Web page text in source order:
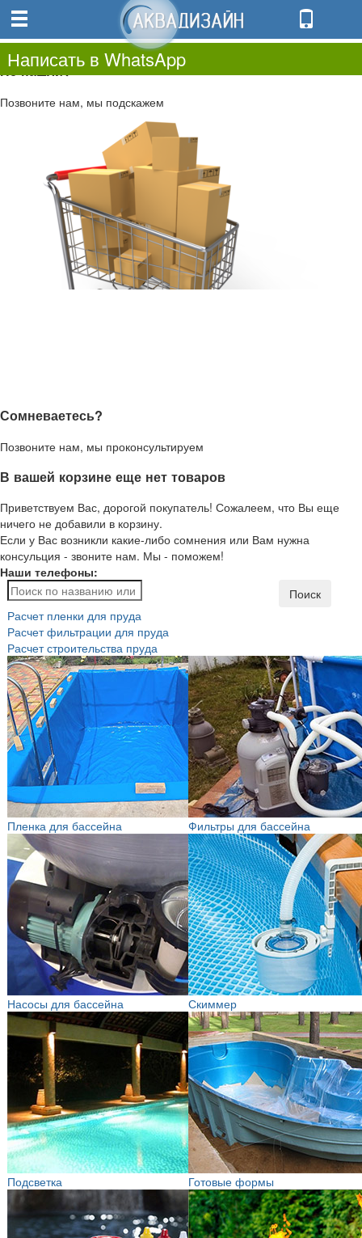
0.00
0
Не нашли?
Позвоните нам, мы подскажем
Сомневаетесь?
Позвоните нам, мы проконсультируем
В вашей корзине еще нет товаров
Приветствуем Вас, дорогой покупатель! Сожалеем, что Вы еще
ничего не добавили в корзину.
Если у Вас возникли какие-либо сомнения или Вам нужна
консульция - звоните нам. Мы - поможем!
Наши телефоны:
Написать в WhatsApp
Поиск
Расчет пленки для пруда
Расчет фильтрации для пруда
Расчет строительства пруда
Пленка для бассейна Фильтры для бассейна
Насосы для бассейна Скиммер
Подсветка Готовые формы